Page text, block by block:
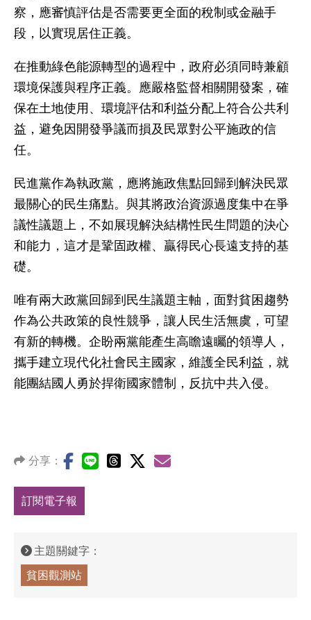
察，應審慎評估是否需要更全面的稅制或金融手
段，以實現居住正義。
在推動綠色能源轉型的過程中，政府必須同時兼顧
環境保護與程序正義。應嚴格監督相關開發案，確
保在土地使用、環境評估和利益分配上符合公共利
益，避免因開發爭議而損及民眾對公平施政的信
任。
民進黨作為執政黨，應將施政焦點回歸到解決民眾
最關心的民生痛點。與其將政治資源過度集中在爭
議性議題上，不如展現解決結構性民生問題的決心
和能力，這才是鞏固政權、贏得民心長遠支持的基
礎。
唯有兩大政黨回歸到民生議題主軸，面對貧困趨勢
作為公共政策的良性競爭，讓人民生活無虞，可望
有新的轉機。企盼兩黨能產生高瞻遠矚的領導人，
攜手建立現代化社會民主國家，維護全民利益，就
能團結國人勇於捍衛國家體制，反抗中共入侵。
分享：
訂閱電子報
主題關鍵字：
貧困觀測站